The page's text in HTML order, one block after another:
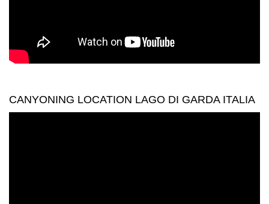
CANYONING LOCATION LAGO DI GARDA ITALIA